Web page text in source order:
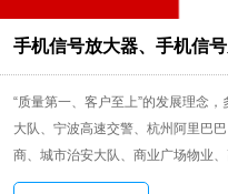
手机信号放大器、手机信
“质量第一、客户至上”的发展理念
大队、宁波高速交警、杭州阿里巴
商、城市治安大队、商业广场物业